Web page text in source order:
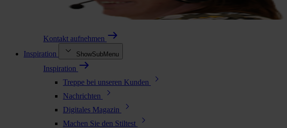
Kontakt aufnehmen
Inspiration
ShowSubMenu
Inspiration
Treppe bei unseren Kunden
Nachrichten
Digitales Magazin
Machen Sie den Stiltest